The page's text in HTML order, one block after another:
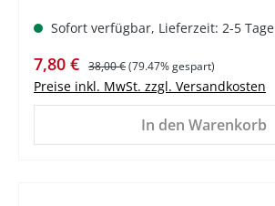
Sofort verfügbar, Lieferzeit: 2-5 Tage
Verkaufspreis:
7,80 € Regulärer Preis:
38,00 €(79.47% gespart)
Preise inkl. MwSt. zzgl. Versandkosten
In den Warenkorb